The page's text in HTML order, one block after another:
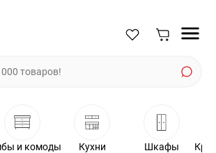
и комоды Кухни Шкафы